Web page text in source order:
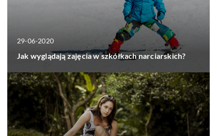
29-06-2020
Jak wyglądają zajęcia w szkółkach narciarskich?